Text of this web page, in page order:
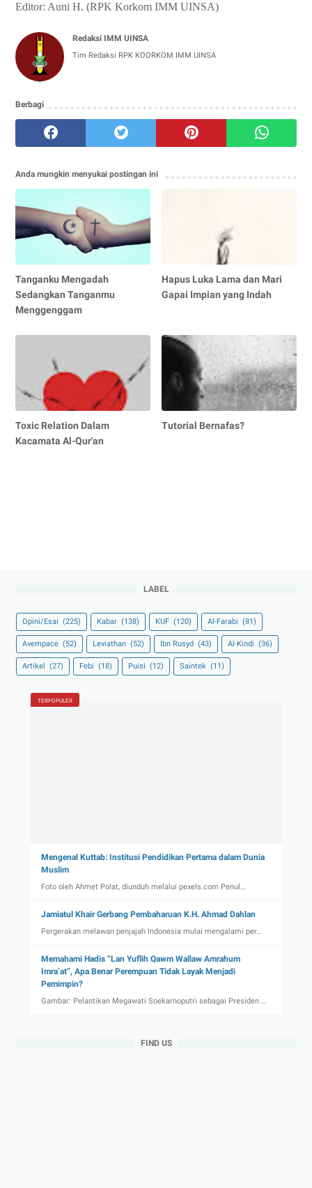
Editor: Auni H. (RPK Korkom IMM UINSA)
Redaksi IMM UINSA
Tim Redaksi RPK KOORKOM IMM UINSA
Berbagi
Anda mungkin menyukai postingan ini
Tanganku Mengadah
Sedangkan Tanganmu
Menggenggam
Hapus Luka Lama dan Mari
Gapai Impian yang Indah
Toxic Relation Dalam
Kacamata Al-Qur'an
Tutorial Bernafas?
LABEL
Opini/Esai (225) Kabar (138) KUF (120) Al-Farabi (81)
Avempace (52) Leviathan (52) Ibn Rusyd (43) Al-Kindi (36)
Artikel (27) Febi (18) Puisi (12) Saintek (11)
TERPOPULER
Mengenal Kuttab: Institusi Pendidikan Pertama dalam Dunia
Muslim
Foto oleh Ahmet Polat, diunduh melalui pexels.com Penul…
Jamiatul Khair Gerbang Pembaharuan K.H. Ahmad Dahlan
Pergerakan melawan penjajah Indonesia mulai mengalami per…
Memahami Hadis “Lan Yuflih Qawm Wallaw Amrahum
Imra’at”, Apa Benar Perempuan Tidak Layak Menjadi
Pemimpin?
Gambar: Pelantikan Megawati Soekarnoputri sebagai Presiden …
FIND US